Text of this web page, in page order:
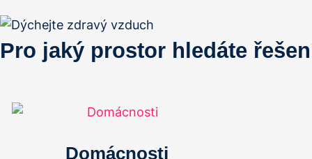
Pro jaký prostor hledáte
Domácnosti